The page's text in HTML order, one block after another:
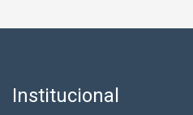
Institucional